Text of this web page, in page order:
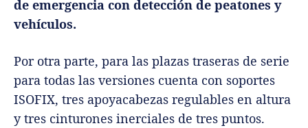
de emergencia con detección de peatones y
vehículos.
Por otra parte, para las plazas traseras de serie
para todas las versiones cuenta con soportes
ISOFIX, tres apoyacabezas regulables en altura
y tres cinturones inerciales de tres puntos.